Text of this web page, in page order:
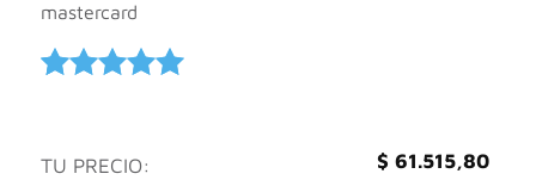
mastercard
en base a
TU PRECIO: $ 61.515,80